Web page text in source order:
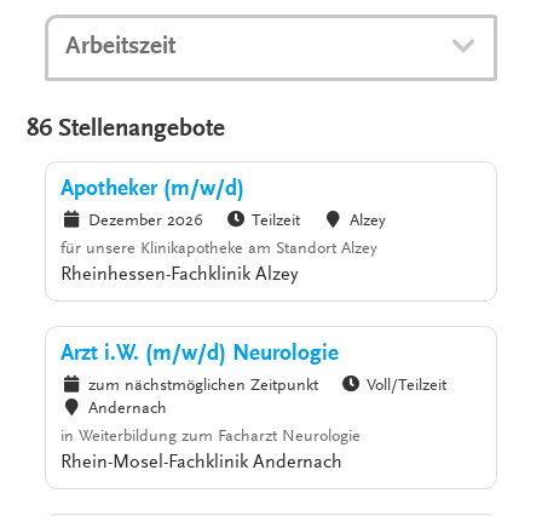
Arbeitszeit
86 Stellenangebote
Apotheker (m/w/d)
Dezember 2026 Teilzeit
Alzey
für unsere Klinikapotheke am Standort Alzey
Rheinhessen-Fachklinik Alzey
Arzt i.W. (m/w/d) Neurologie
zum nächstmöglichen Zeitpunkt
Voll/Teilzeit
Andernach
in Weiterbildung zum Facharzt Neurologie
Rhein-Mosel-Fachklinik Andernach